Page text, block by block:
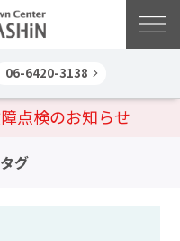
点検のお知らせ
06-6420-3138
グ